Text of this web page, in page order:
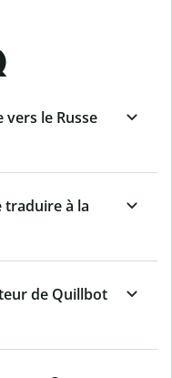
vers le Russe
traduire à la
de Quillbot